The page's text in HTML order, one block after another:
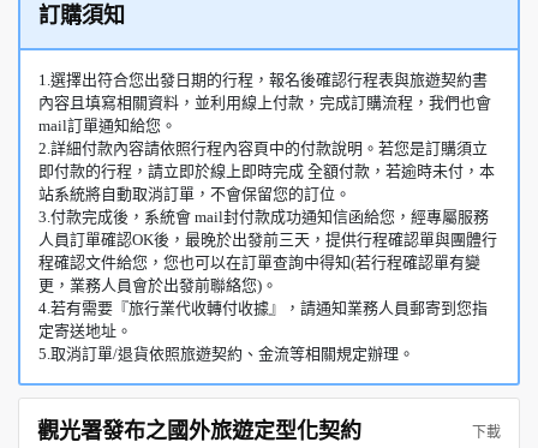
訂購須知
1.選擇出符合您出發日期的行程，報名後確認行程表與旅遊契約書
內容且填寫相關資料，並利用線上付款，完成訂購流程，我們也會
mail訂單通知給您。
2.詳細付款內容請依照行程內容頁中的付款說明。若您是訂購須立
即付款的行程，請立即於線上即時完成 全額付款，若逾時未付，本
站系統將自動取消訂單，不會保留您的訂位。
3.付款完成後，系統會 mail封付款成功通知信函給您，經專屬服務
人員訂單確認OK後，最晚於出發前三天，提供行程確認單與團體行
程確認文件給您，您也可以在訂單查詢中得知(若行程確認單有變
更，業務人員會於出發前聯絡您)。
4.若有需要『旅行業代收轉付收據』，請通知業務人員郵寄到您指
定寄送地址。
5.取消訂單/退貨依照旅遊契約、金流等相關規定辦理。
觀光署發布之國外旅遊定型化契約 下載